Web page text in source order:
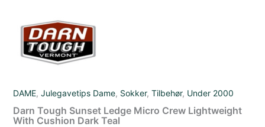
DAME,Julegavetips Dame, Sokker,Tilbehør, Under 2000
Darn Tough Sunset Ledge Micro Crew Lightweight
With Cushion Dark Teal